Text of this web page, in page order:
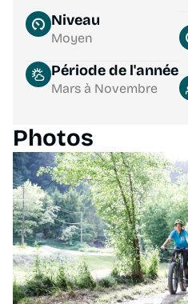
Niveau
Moyen
Période de l'année
Mars à Novembre
Photos